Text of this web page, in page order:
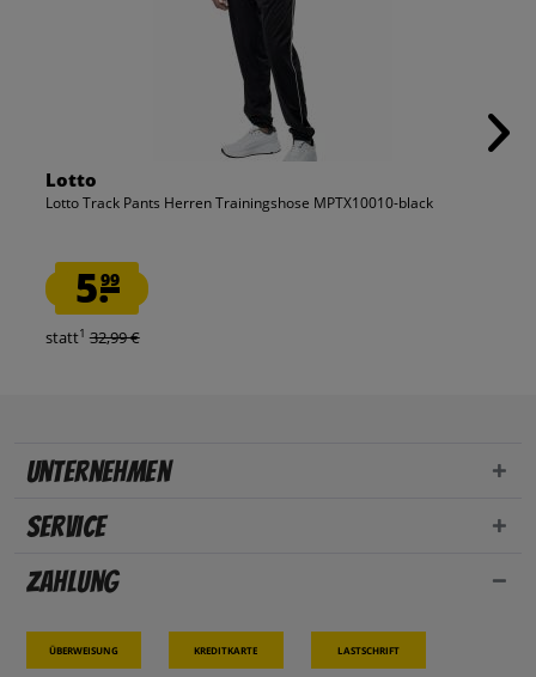
Lotto
Lotto Track Pants Herren Trainingshose MPTX10010-black
5.99
statt1 32,99 €
Unternehmen
Service
Zahlung
Überweisung Kreditkarte Lastschrift